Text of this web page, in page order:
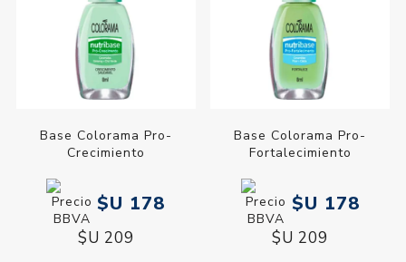
Base Colorama Pro-
Crecimiento
$U 178
$U 209
Base Colorama Pro-
Fortalecimiento
$U 178
$U 209